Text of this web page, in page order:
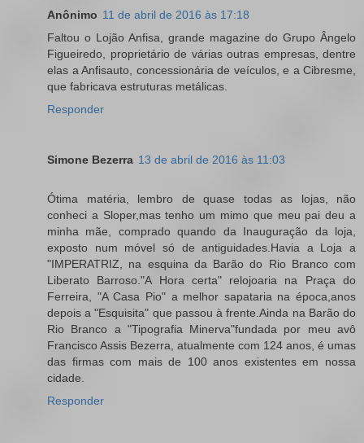
Anônimo 11 de abril de 2016 às 17:18
Faltou o Lojão Anfisa, grande magazine do Grupo Ângelo
Figueiredo, proprietário de várias outras empresas, dentre
elas a Anfisauto, concessionária de veículos, e a Cibresme,
que fabricava estruturas metálicas.
Responder
Simone Bezerra 13 de abril de 2016 às 11:03
Ótima matéria, lembro de quase todas as lojas, não
conheci a Sloper,mas tenho um mimo que meu pai deu a
minha mãe, comprado quando da Inauguração da loja,
exposto num móvel só de antiguidades.Havia a Loja a
"IMPERATRIZ, na esquina da Barão do Rio Branco com
Liberato Barroso."A Hora certa" relojoaria na Praça do
Ferreira, "A Casa Pio" a melhor sapataria na época,anos
depois a "Esquisita" que passou à frente.Ainda na Barão do
Rio Branco a "Tipografia Minerva"fundada por meu avô
Francisco Assis Bezerra, atualmente com 124 anos, é umas
das firmas com mais de 100 anos existentes em nossa
cidade.
Responder